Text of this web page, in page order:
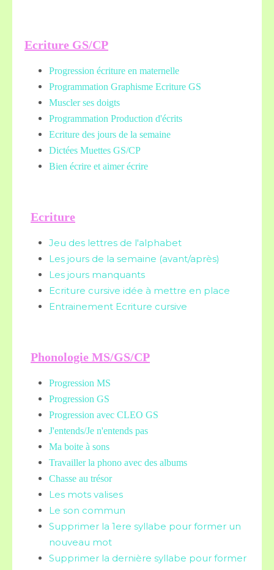
Ecriture GS/CP
Progression écriture en maternelle
Programmation Graphisme Ecriture GS
Muscler ses doigts
Programmation Production d'écrits
Ecriture des jours de la semaine
Dictées Muettes GS/CP
Bien écrire et aimer écrire
Ecriture
Jeu des lettres de l'alphabet
Les jours de la semaine (avant/après)
Les jours manquants
Ecriture cursive idée à mettre en place
Entrainement Ecriture cursive
Phonologie MS/GS/CP
Progression MS
Progression GS
Progression avec CLEO GS
J'entends/Je n'entends pas
Ma boite à sons
Travailler la phono avec des albums
Chasse au trésor
Les mots valises
Le son commun
Supprimer la 1ere syllabe pour former un
nouveau mot
Supprimer la dernière syllabe pour former